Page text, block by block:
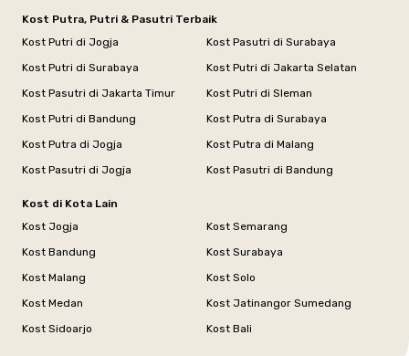
Kost Putra, Putri & Pasutri Terbaik
Kost Putri di Jogja
Kost Pasutri di Surabaya
Kost Putri di Surabaya
Kost Putri di Jakarta Selatan
Kost Pasutri di Jakarta Timur
Kost Putri di Sleman
Kost Putri di Bandung
Kost Putra di Surabaya
Kost Putra di Jogja
Kost Putra di Malang
Kost Pasutri di Jogja
Kost Pasutri di Bandung
Kost di Kota Lain
Kost Jogja
Kost Semarang
Kost Bandung
Kost Surabaya
Kost Malang
Kost Solo
Kost Medan
Kost Jatinangor Sumedang
Kost Sidoarjo
Kost Bali